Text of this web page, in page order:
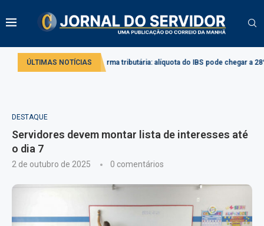
ÚLTIMAS NOTÍCIAS
Reforma tributária: alíquota do IBS pode chegar a 28% em 2033
DESTAQUE
Servidores devem montar lista de interesses até
o dia 7
2 de outubro de 2025 0 comentários